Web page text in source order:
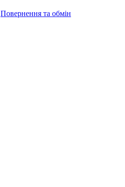
Повернення та обмін